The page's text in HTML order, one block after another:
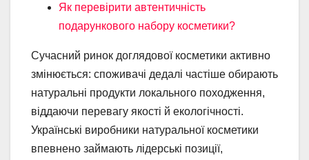
Як перевірити автентичність
подарункового набору косметики?
Сучасний ринок доглядової косметики активно
змінюється: споживачі дедалі частіше обирають
натуральні продукти локального походження,
віддаючи перевагу якості й екологічності.
Українські виробники натуральної косметики
впевнено займають лідерські позиції,